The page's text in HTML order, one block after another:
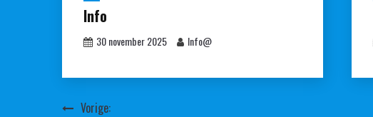
Info
30 november 2025 Info@
Bericht
Vorige: